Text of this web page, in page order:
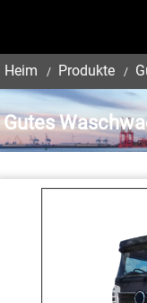
Heim Produkte
Gutes